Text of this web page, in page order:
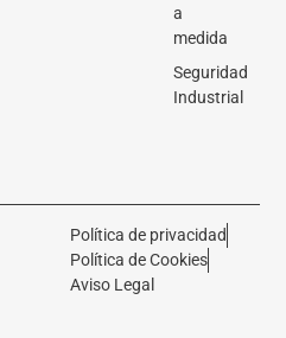
a
medida
Seguridad
Industrial
Política de privacidad
Política de Cookies
Aviso Legal